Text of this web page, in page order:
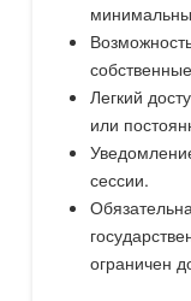
Легкий
или
сессии.
ограничен